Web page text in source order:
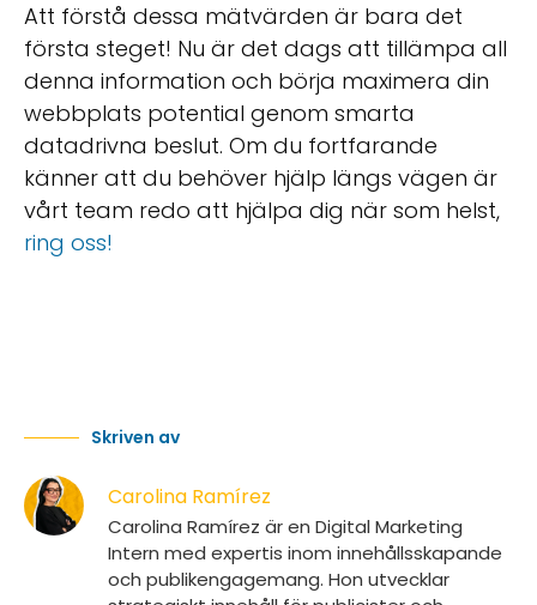
Att förstå dessa mätvärden är bara det
första steget! Nu är det dags att tillämpa all
denna information och börja maximera din
webbplats potential genom smarta
datadrivna beslut. Om du fortfarande
känner att du behöver hjälp längs vägen är
vårt team redo att hjälpa dig när som helst,
ring oss!
Skriven av
Carolina Ramírez
Carolina Ramírez är en Digital Marketing
Intern med expertis inom innehållsskapande
och publikengagemang. Hon utvecklar